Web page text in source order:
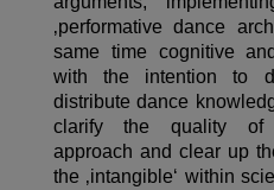
‚performative dance
same time cognitive
with the intention to
distribute dance
clarify the quality of
approach and clear up
the ‚intangible‘ within